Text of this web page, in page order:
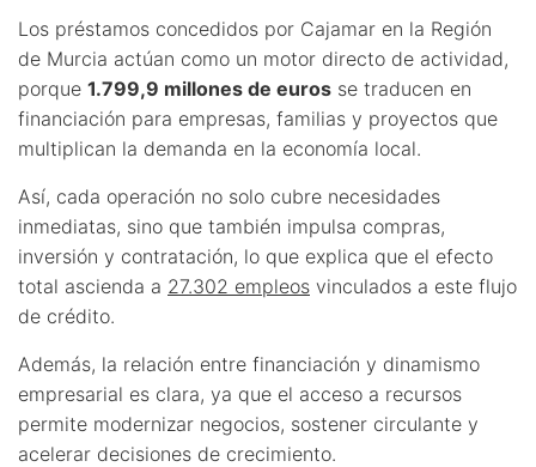
Los préstamos concedidos por Cajamar en la Región
de Murcia actúan como un motor directo de actividad,
porque 1.799,9 millones de euros se traducen en
financiación para empresas, familias y proyectos que
multiplican la demanda en la economía local.
Así, cada operación no solo cubre necesidades
inmediatas, sino que también impulsa compras,
inversión y contratación, lo que explica que el efecto
total ascienda a 27.302 empleos vinculados a este flujo
de crédito.
Además, la relación entre financiación y dinamismo
empresarial es clara, ya que el acceso a recursos
permite modernizar negocios, sostener circulante y
acelerar decisiones de crecimiento.